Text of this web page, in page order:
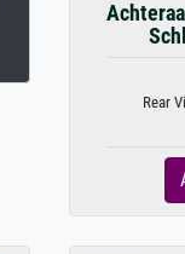
Rear